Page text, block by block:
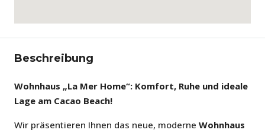
Beschreibung
Wohnhaus „La Mer Home“: Komfort, Ruhe und ideale
Lage am Cacao Beach!
Wir präsentieren Ihnen das neue, moderne Wohnhaus